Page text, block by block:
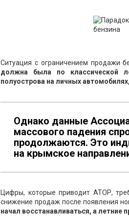
Ситуация с ограничением продажи
должна была по классической
полуострова на личных
Однако данные
массового падения
продолжаются. Это
на крымское
Цифры, которые приводит АТОР,
снижение продаж после появления
начал восстанавливаться, а